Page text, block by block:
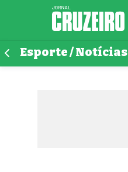
Esporte / Notícias